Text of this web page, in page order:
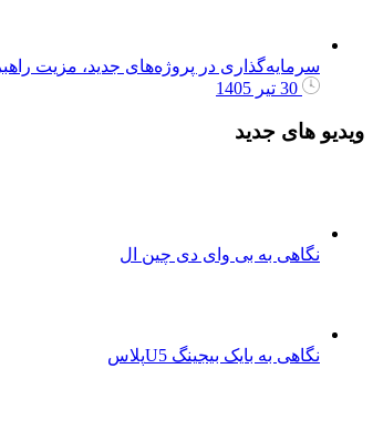
سرمایه‌گذاری در پروژه‌های جدید، مزیت
ویدیو های جدید
نگاهی به بی وای دی چین ال
نگاهی به بایک بیجینگ U5پلاس